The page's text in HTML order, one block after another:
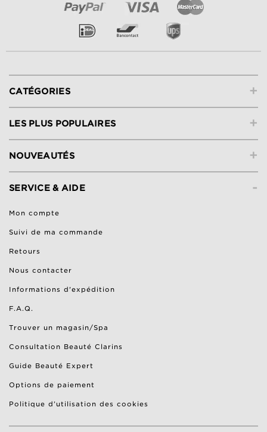
+
CATÉGORIES
+
LES PLUS POPULAIRES
+
NOUVEAUTÉS
-
SERVICE & AIDE
Mon compte
Suivi de ma commande
Retours
Nous contacter
Informations d'expédition
F.A.Q.
Trouver un magasin/Spa
Consultation Beauté Clarins
Guide Beauté Expert
Options de paiement
Politique d’utilisation des cookies